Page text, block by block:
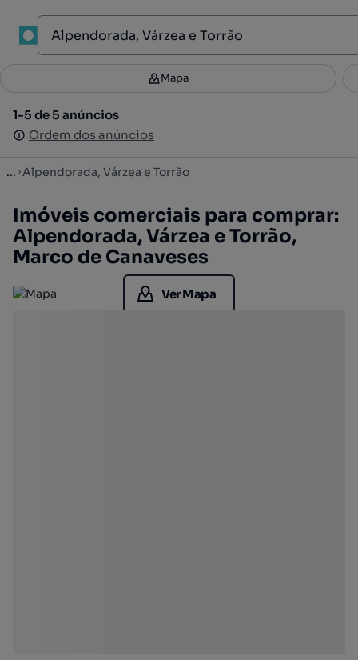
Filtros 2
1-5 de 5 anúncios
Ordem dos anúncios
Mapa
1-5 de 5 anúncios
Ordem dos anúncios
... Alpendorada, Várzea e Torrão
Imóveis comerciais para comprar:
Alpendorada, Várzea e Torrão,
Marco de Canaveses
Ver Mapa